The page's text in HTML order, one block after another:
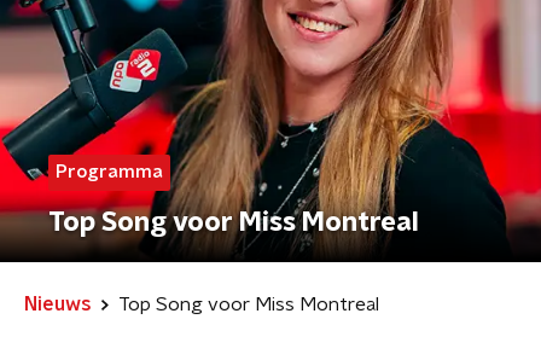
Programma
Top Song voor Miss Montreal
Nieuws Top Song voor Miss Montreal